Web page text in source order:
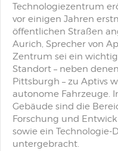
Technologiezentrum
vor einigen Jahren
öffentlichen Straßen
Aurich, Sprecher von
Zentrum sei ein
Standort – neben
Pittsburgh – zu Aptivs
autonome Fahrzeuge.
Gebäude sind die
Forschung und
sowie ein
untergebracht.